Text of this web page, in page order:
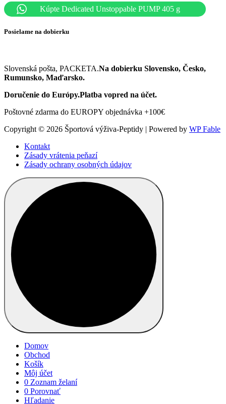
Kúpte Dedicated Unstoppable PUMP 405 g
Posielame na dobierku
Slovenská pošta, PACKETA.Na dobierku Slovensko, Česko,
Rumunsko, Maďarsko.
Doručenie do Európy.Platba vopred na účet.
Poštovné zdarma do EUROPY objednávka +100€
Copyright © 2026 Športová výživa-Peptidy | Powered by WP Fable
Kontakt
Zásady vrátenia peňazí
Zásady ochrany osobných údajov
Domov
Obchod
Košík
Môj účet
0 Zoznam želaní
0 Porovnať
Hľadanie